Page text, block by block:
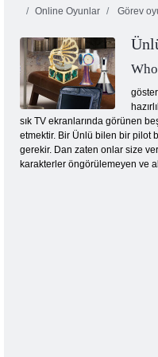
Sessizliğin Uyanışından
Online Oyunlar Görev
sık TV ekranlarında görünen
etmektir. Bir Ünlü bilen bir pilot
gerekir. Dan zaten onlar size
karakterler öngörülemeyen ve